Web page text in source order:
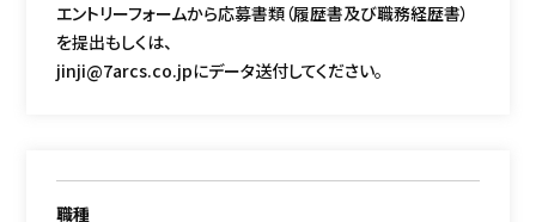
エントリーフォームから応募書類（履歴書及び職務経歴書）
を提出もしくは、
jinji@7arcs.co.jpにデータ送付してください。
職種